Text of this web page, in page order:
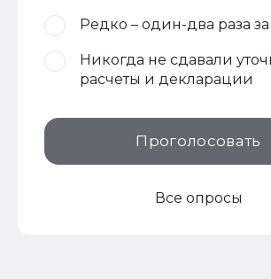
Редко – один-два раза
Никогда не сдавали
расчеты и декларации
Проголосовать
Все опросы